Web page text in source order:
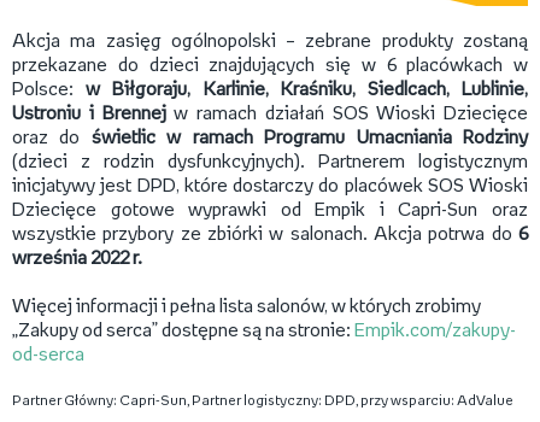
Akcja ma zasięg ogólnopolski – zebrane produkty zostaną
przekazane do dzieci znajdujących się w 6 placówkach w
Polsce:w Biłgoraju, Karlinie, Kraśniku, Siedlcach, Lublinie,
Ustroniu i Brennejw ramach działań SOS Wioski Dziecięce
oraz do świetlic w ramach Programu Umacniania Rodziny
(dzieci z rodzin dysfunkcyjnych). Partnerem logistycznym
inicjatywy jest DPD, które dostarczy do placówek SOS Wioski
Dziecięce gotowe wyprawki od Empik i Capri-Sun oraz
wszystkie przybory ze zbiórki w salonach. Akcja potrwa do 6
września 2022 r.
Więcej informacji i pełna lista salonów, w których zrobimy
„Zakupy od serca” dostępne są na stronie: Empik.com/zakupy-
od-serca
Partner Główny: Capri-Sun, Partner logistyczny: DPD, przy wsparciu: AdValue